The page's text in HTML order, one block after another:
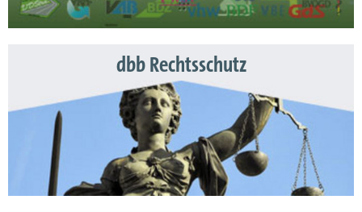
dbb Rechtsschutz